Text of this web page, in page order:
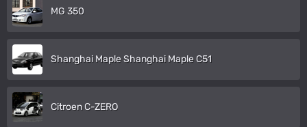
MG 350
Shanghai Maple Shanghai Maple C51
Citroen C-ZERO